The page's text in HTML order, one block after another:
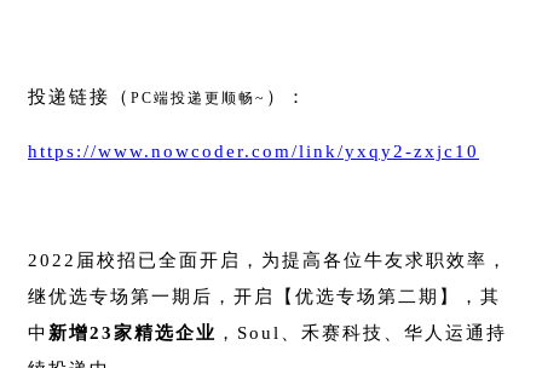
投递链接（ PC端投递更顺畅~ ）：
https://www.nowcoder.com/link/yxqy2-zxjc10
2022届校招已全面开启，为提高各位牛友求职效率，
继优选专场第一期后，开启【优选专场第二期】，其
中 新增23家精选企业 ，Soul、禾赛科技、华人运通持